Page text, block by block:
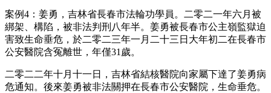
案例4：姜勇，吉林省長春市法輪功學員。二零二一年六月被
綁架、構陷，被非法判刑八年半。姜勇被長春市公主嶺監獄迫
害致生命垂危，於二零二三年一月二十三日大年初二在長春市
公安醫院含冤離世，年僅31歲。
二零二二年十月十一日，吉林省結核醫院向家屬下達了姜勇病
危通知。後來姜勇被非法關押在長春市公安醫院，生命垂危。